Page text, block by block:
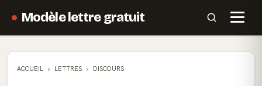
Modèle lettre gratuit
ACCUEIL LETTRES DISCOURS